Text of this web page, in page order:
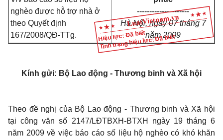
Hiệu lực: Đã biết
Tình trạng hiệu lực: Đã biết
nghèo được hỗ trợ nhà ở
theo Quyết định
167/2008/QĐ-TTg.
---------------------
Hà Nội, ngày 07 tháng 7
năm 2009
Kính gửi: Bộ Lao động - Thương binh và Xã hội
Theo đề nghị của Bộ Lao động - Thương binh và Xã hội
tại công văn số 2147/LĐTBXH-BTXH ngày 19 tháng 6
năm 2009 về việc báo cáo số liệu hộ nghèo có khó khăn